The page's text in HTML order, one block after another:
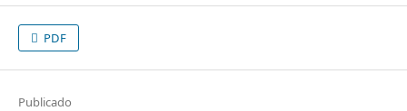
PDF
Publicado